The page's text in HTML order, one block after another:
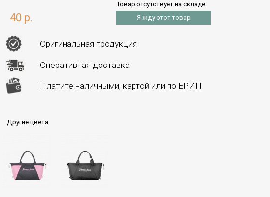
40 р.
Товар отсутствует на складе
Я жду этот товар
Оригинальная продукция
Оперативная доставка
Платите наличными, картой или по ЕРИП
Другие цвета